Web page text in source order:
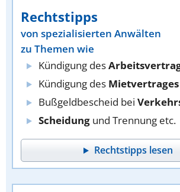
Rechtstipps
von spezialisierten Anwälten
zu Themen wie
Kündigung des
Kündigung des Mietvertrages
Bußgeldbescheid bei
Scheidung und Trennung etc.
Rechtstipps lesen